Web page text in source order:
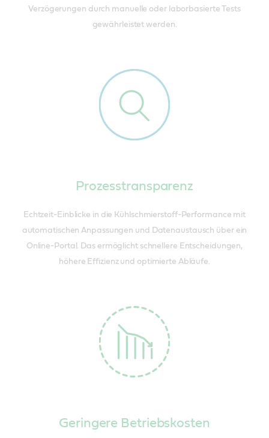
Verzögerungen durch manuelle oder laborbasierte Tests
gewährleistet werden.
Prozesstransparenz
Echtzeit-Einblicke in die Kühlschmierstoff-Performance mit
automatischen Anpassungen und Datenaustausch über ein
Online-Portal. Das ermöglicht schnellere Entscheidungen,
höhere Effizienz und optimierte Abläufe.
Geringere Betriebskosten